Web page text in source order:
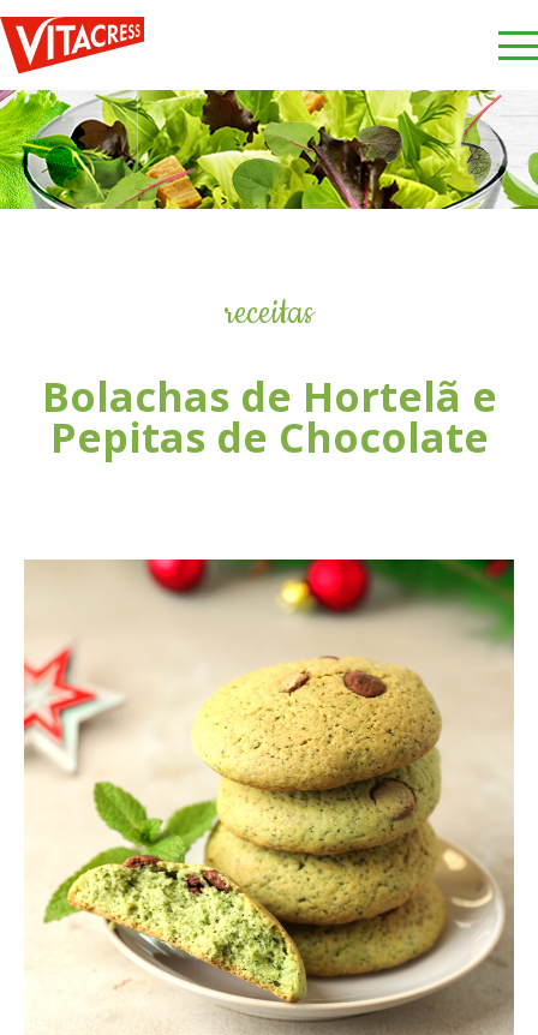
receitas
Bolachas de Hortelã e
Pepitas de Chocolate